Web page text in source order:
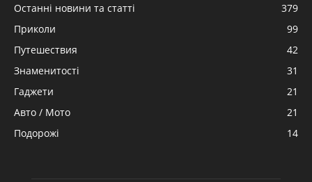
Останні новини та статті
379
Приколи
99
Путешествия
42
Знаменитості
31
Гаджети
21
Авто / Мото
21
Подорожі
14